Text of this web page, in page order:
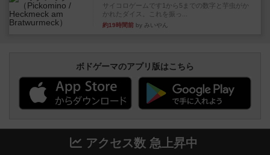
サイコロゲームです1から5までの数字と芋虫がか
かれたダイス。これを振っ...
約19時間前 by みいやん
ボドゲーマのアプリ版はこちら
アクセス数 急上昇中